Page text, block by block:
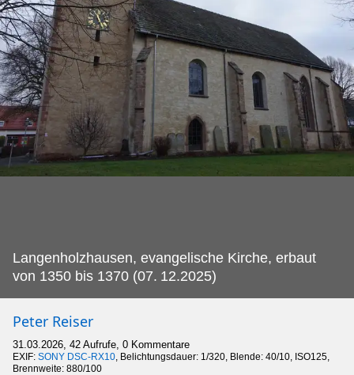
Langenholzhausen, evangelische Kirche, erbaut
von 1350 bis 1370 (07. 12.2025)
Peter Reiser
31.03.2026, 42 Aufrufe, 0 Kommentare
EXIF: SONY DSC-RX10, Belichtungsdauer: 1/320, Blende: 40/10, ISO125,
Brennweite: 880/100